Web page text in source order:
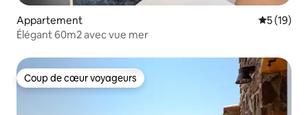
Appartement
5 (19)
Élégant 60m2 avec vue mer
Coup de cœur voyageurs
Coup de cœur voyageurs